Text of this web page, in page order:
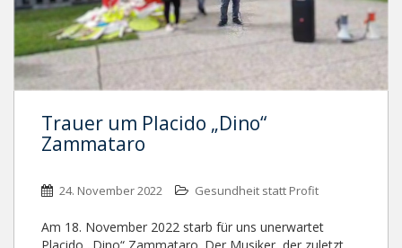
Trauer um Placido „Dino“
Zammataro
24. November 2022 Gesundheit statt Profit
Am 18. November 2022 starb für uns unerwartet
Placido „Dino“ Zammataro. Der Musiker, der zuletzt